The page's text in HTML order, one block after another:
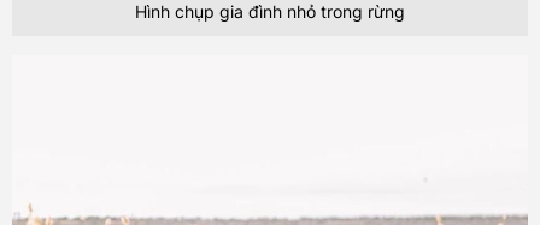
Hình chụp gia đình nhỏ trong rừng